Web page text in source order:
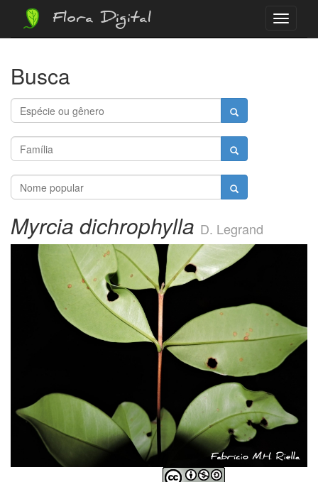
Menu
Flora Digital
Busca
Myrcia dichrophylla D. Legrand